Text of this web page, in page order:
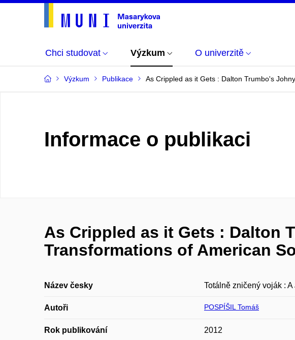
Chci studovat Výzkum O univerzitě
Výzkum Publikace As Crippled as it Gets : Dalton Trumbo's
Informace o publikaci
As Crippled as it Gets : Dalton
Transformations of American
Název česky Totálně zničený voják :
Autoři POSPÍŠIL Tomáš
Rok publikování 2012